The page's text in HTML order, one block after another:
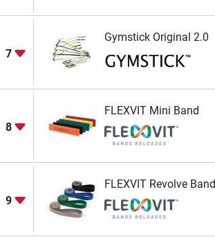
7
Gymstick Original 2.0
8
FLEXVIT Mini Band
9
FLEXVIT Revolve Band